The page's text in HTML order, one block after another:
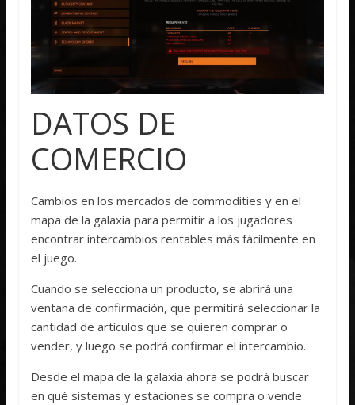
DATOS DE
COMERCIO
Cambios en los mercados de commodities y en el
mapa de la galaxia para permitir a los jugadores
encontrar intercambios rentables más fácilmente en
el juego.
Cuando se selecciona un producto, se abrirá una
ventana de confirmación, que permitirá seleccionar la
cantidad de artículos que se quieren comprar o
vender, y luego se podrá confirmar el intercambio.
Desde el mapa de la galaxia ahora se podrá buscar
en qué sistemas y estaciones se compra o vende